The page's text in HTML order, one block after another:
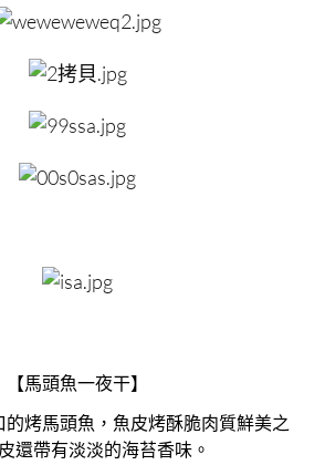
【馬頭魚一夜干】
烤馬頭魚，魚皮烤酥脆肉質鮮美之
還帶有淡淡的海苔香味。